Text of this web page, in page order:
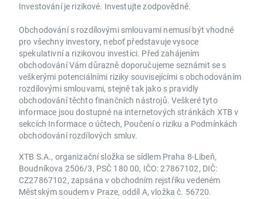
Investování je rizikové. Investujte zodpovědně.
Obchodování s rozdílovými smlouvami nemusí být vhodné
pro všechny investory, neboť představuje vysoce
spekulativní a rizikovou investici. Před zahájením
obchodování Vám důrazně doporučujeme seznámit se s
veškerými potenciálními riziky souvisejícími s obchodováním
rozdílovými smlouvami, stejně tak jako s pravidly
obchodování těchto finančních nástrojů. Veškeré tyto
informace jsou dostupné na internetových stránkách XTB v
sekcích Informace o účtech, Poučení o riziku a Podmínkách
obchodování rozdílových smluv.
XTB S.A., organizační složka se sídlem Praha 8-Libeň,
Boudníkova 2506/3, PSČ 180 00, IČO: 27867102, DIČ:
CZ27867102, zapsána v obchodním rejstříku vedeném
Městským soudem v Praze, oddíl A, vložka č. 56720.